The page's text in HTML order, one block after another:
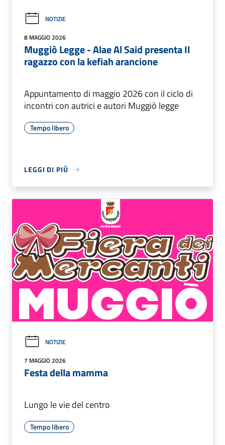
NOTIZIE
8 MAGGIO 2026
Muggiò Legge - Alae Al Said presenta Il
ragazzo con la kefiah arancione
Appuntamento di maggio 2026 con il ciclo di
incontri con autrici e autori Muggiò legge
Tempo libero
LEGGI DI PIÙ
NOTIZIE
7 MAGGIO 2026
Festa della mamma
Lungo le vie del centro
Tempo libero